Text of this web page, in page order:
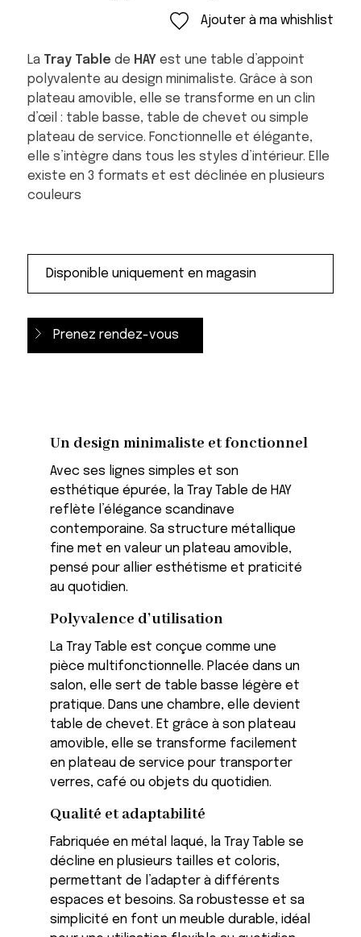
Ajouter à ma whishlist
La Tray Table de HAY est une table d’appoint
polyvalente au design minimaliste. Grâce à son
plateau amovible, elle se transforme en un clin
d’œil : table basse, table de chevet ou simple
plateau de service. Fonctionnelle et élégante,
elle s’intègre dans tous les styles d’intérieur. Elle
existe en 3 formats et est déclinée en plusieurs
couleurs
Prenez rendez-vous
Un design minimaliste et fonctionnel
Avec ses lignes simples et son
esthétique épurée, la Tray Table de HAY
reflète l’élégance scandinave
contemporaine. Sa structure métallique
fine met en valeur un plateau amovible,
pensé pour allier esthétisme et praticité
au quotidien.
Polyvalence d’utilisation
La Tray Table est conçue comme une
pièce multifonctionnelle. Placée dans un
salon, elle sert de table basse légère et
pratique. Dans une chambre, elle devient
table de chevet. Et grâce à son plateau
amovible, elle se transforme facilement
en plateau de service pour transporter
verres, café ou objets du quotidien.
Qualité et adaptabilité
Fabriquée en métal laqué, la Tray Table se
décline en plusieurs tailles et coloris,
permettant de l’adapter à différents
espaces et besoins. Sa robustesse et sa
simplicité en font un meuble durable, idéal